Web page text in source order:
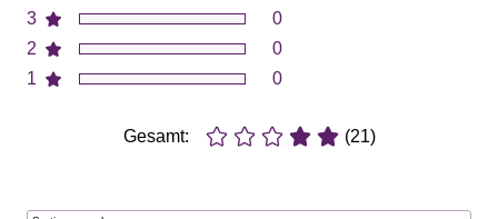
3
2
1
0
0
0
Gesamt: (21)